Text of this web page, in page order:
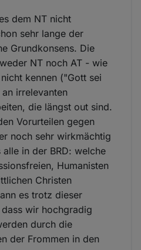
dem NT nicht
sehr lange der
Grundkonsens. Die
NT noch AT - wie
kennen ("Gott sei
irrelevanten
die längst out sind.
Vorurteilen gegen
noch sehr wirkmächtig
in der BRD: welche
Humanisten
Christen
es trotz dieser
wir hochgradig
durch die
der Frommen in den